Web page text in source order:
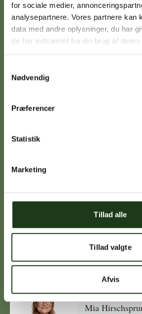
for sociale medier,
analysepartnere. Vores partnere kan
data med andre oplysninger, du har
de har indsamlet fra din brug af deres
Nødvendig
Præferencer
Statistik
Marketing
Tillad alle
Tillad valgte
Afvis
Signe Vinding
Nykøbing Sj.
59 91 99 77
Michael Ørskov
Holbæk
Mia